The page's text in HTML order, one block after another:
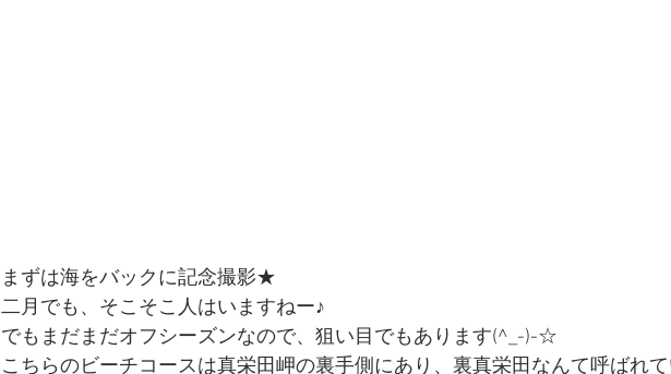
まずは海をバックに記念撮影★
二月でも、そこそこ人はいますねー♪
でもまだまだオフシーズンなので、狙い目でもあります(^_-)-☆
こちらのビーチコースは真栄田岬の裏手側にあり、裏真栄田なんて呼ばれ